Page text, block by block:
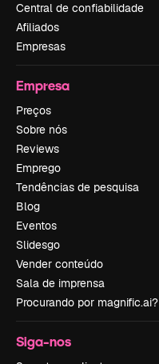
Central de confiabilidade
Afiliados
Empresas
Empresa
Preços
Sobre nós
Reviews
Emprego
Tendências de pesquisa
Blog
Eventos
Slidesgo
Vender conteúdo
Sala de imprensa
Procurando por magnific.ai?
Siga-nos